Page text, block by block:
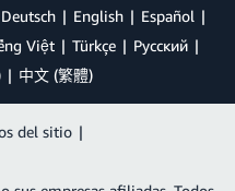
Deutsch English
Español
Việt Türkçe
Ρусский
中文 (繁體)
del sitio |